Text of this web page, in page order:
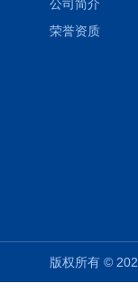
公司简介
荣誉资质
版权所有 ©